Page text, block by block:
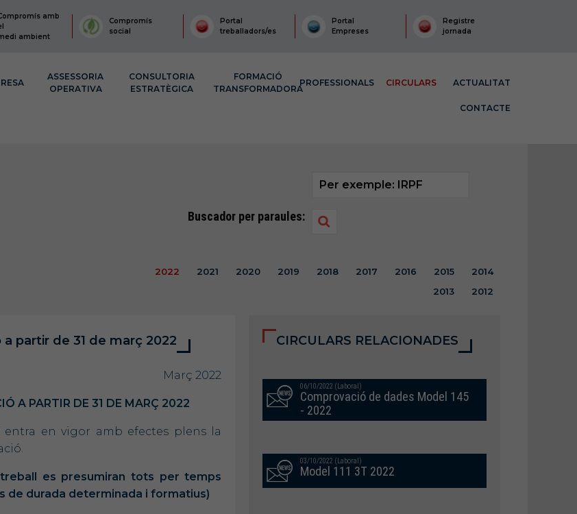
amb
ambient
Compromís
social
Portal
treballadors/es
Portal
Empreses
Registre
jornada
ASSESSORIA
OPERATIVA
CONSULTORIA
ESTRATÈGICA
FORMACIÓ
TRANSFORMADORA
PROFESSIONALS CIRCULARS ACTUALITAT
CONTACTE
Buscador per paraules:
2022 2021 2020 2019 2018 2017 2016 2015
2014
2013
2012
a partir de 31 de març 2022
2022
A PARTIR DE 31 DE MARÇ 2022
entra en vigor amb efectes plens la
es presumiran tots per temps
de durada determinada i formatius)
CIRCULARS RELACIONADES
06/10/2022 (Laboral)
Comprovació de dades Model 145
- 2022
03/10/2022 (Laboral)
Model 111 3T 2022